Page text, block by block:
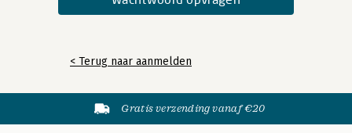
< Terug naar aanmelden
Gratis verzending vanaf €20